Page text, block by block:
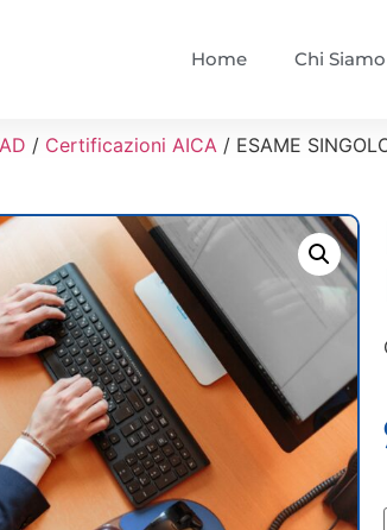
Home Chi Siamo
/ Certificazioni AICA/ ESAME